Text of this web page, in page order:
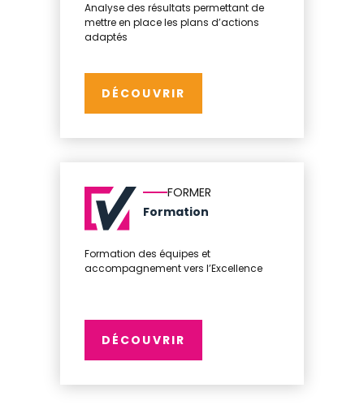
Analyse des résultats permettant de
mettre en place les plans d’actions
adaptés
DÉCOUVRIR
FORMER
Formation
Formation des équipes et
accompagnement vers l’Excellence
DÉCOUVRIR